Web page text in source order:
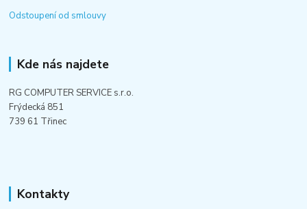
Odstoupení od smlouvy
Kde nás najdete
RG COMPUTER SERVICE s.r.o.
Frýdecká 851
739 61 Třinec
Kontakty